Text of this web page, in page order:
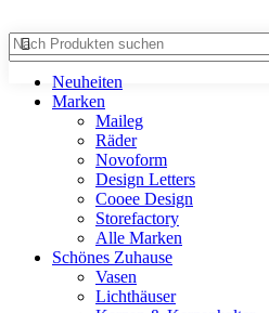
Neuheiten
Marken
Maileg
Räder
Novoform
Design Letters
Cooee Design
Storefactory
Alle Marken
Schönes Zuhause
Vasen
Lichthäuser